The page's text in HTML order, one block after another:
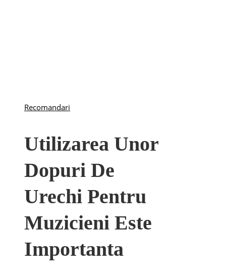
Recomandari
Utilizarea Unor
Dopuri De
Urechi Pentru
Muzicieni Este
Importanta